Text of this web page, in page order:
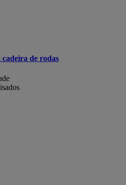
cadeira de rodas